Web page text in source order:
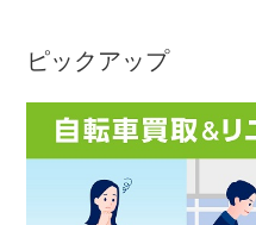
ピックアップ